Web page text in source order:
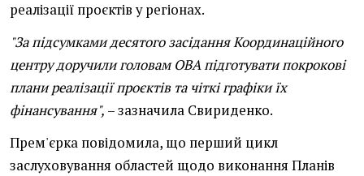
реалізації проєктів у регіонах.
"За підсумками десятого засідання Координаційного
центру доручили головам ОВА підготувати покрокові
плани реалізації проєктів та чіткі графіки їх
фінансування", – зазначила Свириденко.
Прем'єрка повідомила, що перший цикл
заслуховування областей щодо виконання Планів